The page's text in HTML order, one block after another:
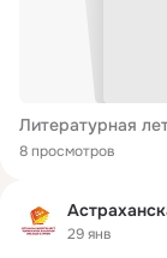
8 просмотров
29 янв